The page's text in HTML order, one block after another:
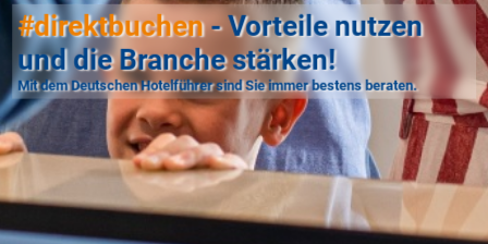
#direktbuchen- Vorteile nutzen
und die Branche stärken!
Mit dem Deutschen Hotelführer sind Sie immer bestens beraten.